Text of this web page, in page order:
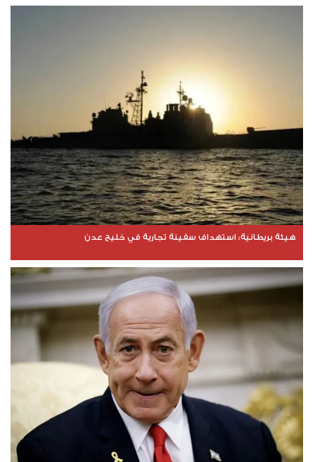
هيئة بريطانية: استهداف سفينة تجارية في خليج عدن